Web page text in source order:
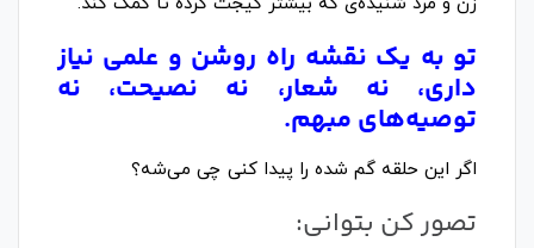
تو به یک نقشه راه روشن و علمی نیاز
داری، نه شعار، نه نصیحت، نه
توصیه‌های مبهم.
اگر این حلقه گم شده را پیدا کنی چی می‌شه؟
تصور کن بتوانی: